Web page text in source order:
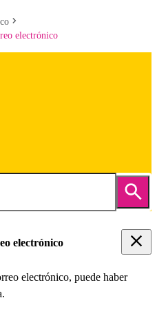
electrónico
electrónico
electrónico, puede haber